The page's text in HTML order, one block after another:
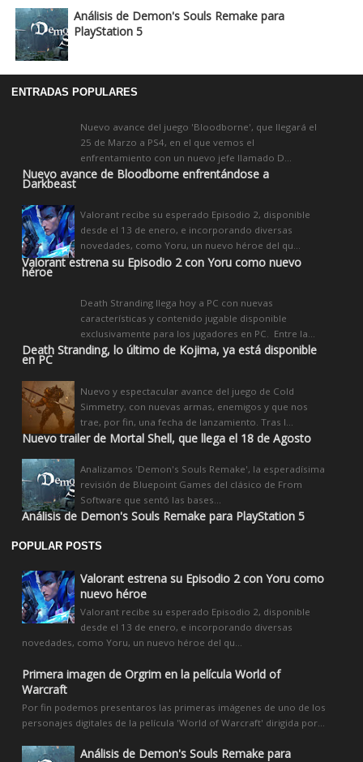
Análisis de Demon's Souls Remake para
PlayStation 5
ENTRADAS POPULARES
Nuevo avance de Bloodborne enfrentándose a
Darkbeast
Nuevo avance del juego 'Bloodborne', que llegará el
25 de Marzo a PS4, en el que vemos el
enfrentamiento con un nuevo jefe llamado D...
Valorant estrena su Episodio 2 con Yoru como nuevo
héroe
Valorant recibe su esperado Episodio 2, disponible
desde el 13 de enero, e incorporando diversas
novedades, como Yoru, un nuevo héroe del qu...
Death Stranding, lo último de Kojima, ya está disponible
en PC
Death Stranding llega hoy a PC con nuevas
características y contenido jugable disponible
exclusivamente para los jugadores en PC. Entre la...
Nuevo trailer de Mortal Shell, que llega el 18 de Agosto
Nuevo y espectacular avance del juego de Cold
Simmetry, con nuevas armas, enemigos y que nos
trae, por fin, una fecha de lanzamiento. Tras l...
Análisis de Demon's Souls Remake para PlayStation 5
Analizamos 'Demon's Souls Remake', la esperadísima
revisión de Bluepoint Games del clásico de From
Software que sentó las bases...
POPULAR POSTS
Valorant estrena su Episodio 2 con Yoru como
nuevo héroe
Valorant recibe su esperado Episodio 2, disponible
desde el 13 de enero, e incorporando diversas
novedades, como Yoru, un nuevo héroe del qu...
Primera imagen de Orgrim en la película World of
Warcraft
Por fin podemos presentaros las primeras imágenes de uno de los
personajes digitales de la película 'World of Warcraft' dirigida por...
Análisis de Demon's Souls Remake para